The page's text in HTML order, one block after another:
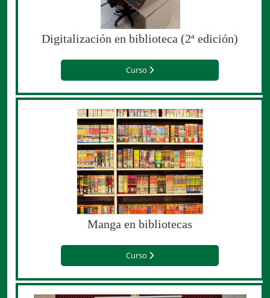
Digitalización en biblioteca (2ª edición)
Curso
Manga en bibliotecas
Curso